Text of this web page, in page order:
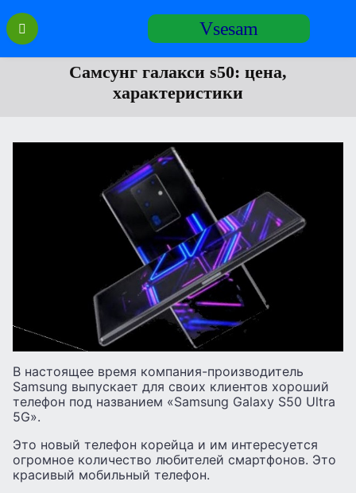
Перейти
содержанию
Vsesam
Самсунг галакси s50: цена,
характеристики
В настоящее время компания-производитель
Samsung выпускает для своих клиентов хороший
телефон под названием «Samsung Galaxy S50 Ultra
5G».
Это новый телефон корейца и им интересуется
огромное количество любителей смартфонов. Это
красивый мобильный телефон.